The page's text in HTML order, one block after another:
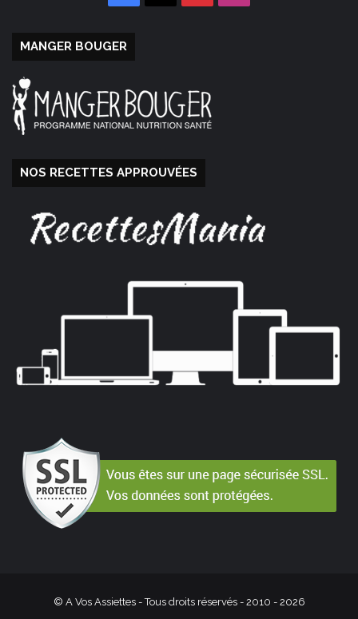
MANGER BOUGER
NOS RECETTES APPROUVÉES
© A Vos Assiettes - Tous droits réservés - 2010 - 2026